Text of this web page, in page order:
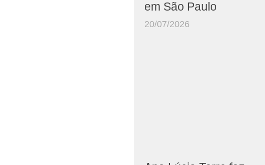
em São Paulo
20/07/2026